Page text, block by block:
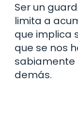
Ser un
limita a
que implica
que se nos
sabiamente
demás.